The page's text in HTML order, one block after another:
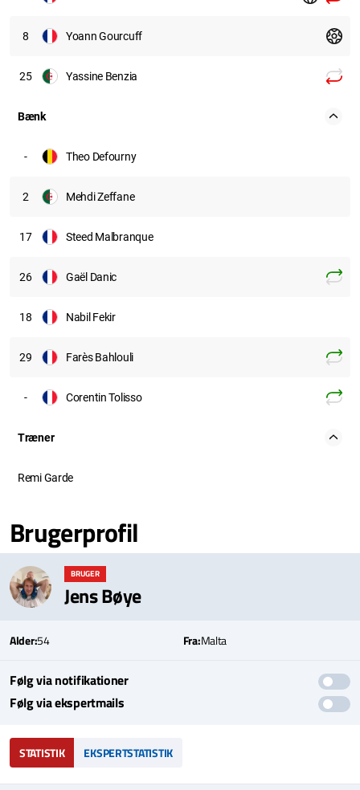
8 Yoann Gourcuff
25 Yassine Benzia
Bænk
- Theo Defourny
2 Mehdi Zeffane
17 Steed Malbranque
26 Gaël Danic
18 Nabil Fekir
29 Farès Bahlouli
- Corentin Tolisso
Træner
Remi Garde
Brugerprofil
BRUGER
Jens Bøye
Alder:54 Fra:Malta
Følg via notifikationer
Følg via ekspertmails
STATISTIK EKSPERTSTATISTIK